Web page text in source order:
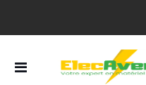
Basculer